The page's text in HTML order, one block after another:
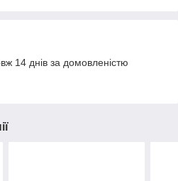
14 днів за домовленістю